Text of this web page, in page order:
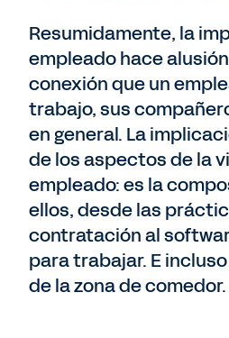
Resumidamente, la
empleado hace
conexión que un
trabajo, sus
en general. La
de los aspectos de la
empleado: es la
ellos, desde las
contratación al
para trabajar. E
de la zona de comedor.